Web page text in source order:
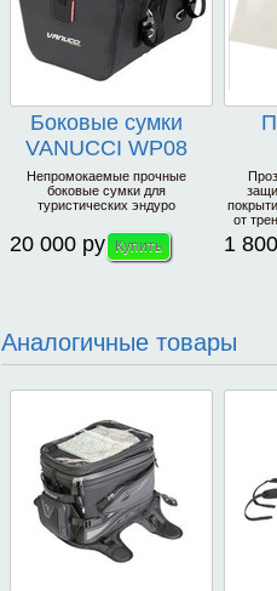
Боковые сумки
VANUCCI WP08
Непромокаемые прочные
боковые сумки для
туристических эндуро
20 000 руб
от
1
Аналогичные товары